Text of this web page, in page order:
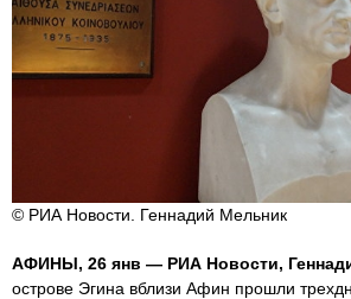
© РИА Новости. Геннадий Мельник
АФИНЫ, 26 янв — РИА Новости,
острове Эгина вблизи Афин прошли